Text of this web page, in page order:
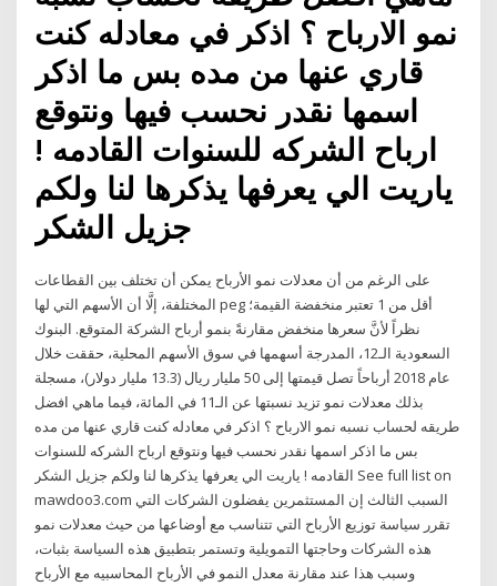
نمو الارباح ؟ اذكر في معادله كنت
قاري عنها من مده بس ما اذكر
اسمها نقدر نحسب فيها ونتوقع
ارباح الشركه للسنوات القادمه !
ياريت الي يعرفها يذكرها لنا ولكم
جزيل الشكر
على الرغم من أن معدلات نمو الأرباح يمكن أن تختلف بين القطاعات
المختلفة، إلَّا أن الأسهم التي لها peg أقل من 1 تعتبر منخفضة القيمة؛
نظراً لأنَّ سعرها منخفض مقارنةً بنمو أرباح الشركة المتوقع. البنوك
السعودية الـ12، المدرجة أسهمها في سوق الأسهم المحلية، حققت خلال
عام 2018 أرباحاً تصل قيمتها إلى 50 مليار ريال (13.3 مليار دولار)، مسجلة
بذلك معدلات نمو تزيد نسبتها عن الـ11 في المائة، فيما ماهي افضل
طريقه لحساب نسبه نمو الارباح ؟ اذكر في معادله كنت قاري عنها من مده
بس ما اذكر اسمها نقدر نحسب فيها ونتوقع ارباح الشركه للسنوات
القادمه ! ياريت الي يعرفها يذكرها لنا ولكم جزيل الشكر See full list on
mawdoo3.com السبب الثالث إن المستثمرين يفضلون الشركات التي
تقرر سياسة توزيع الأرباح التي تتناسب مع أوضاعها من حيث معدلات نمو
هذه الشركات وحاجتها التمويلية وتستمر بتطبيق هذه السياسة بثبات،
وسبب هذا عند مقارنة معدل النمو في الأرباح المحاسبيه مع الأرباح